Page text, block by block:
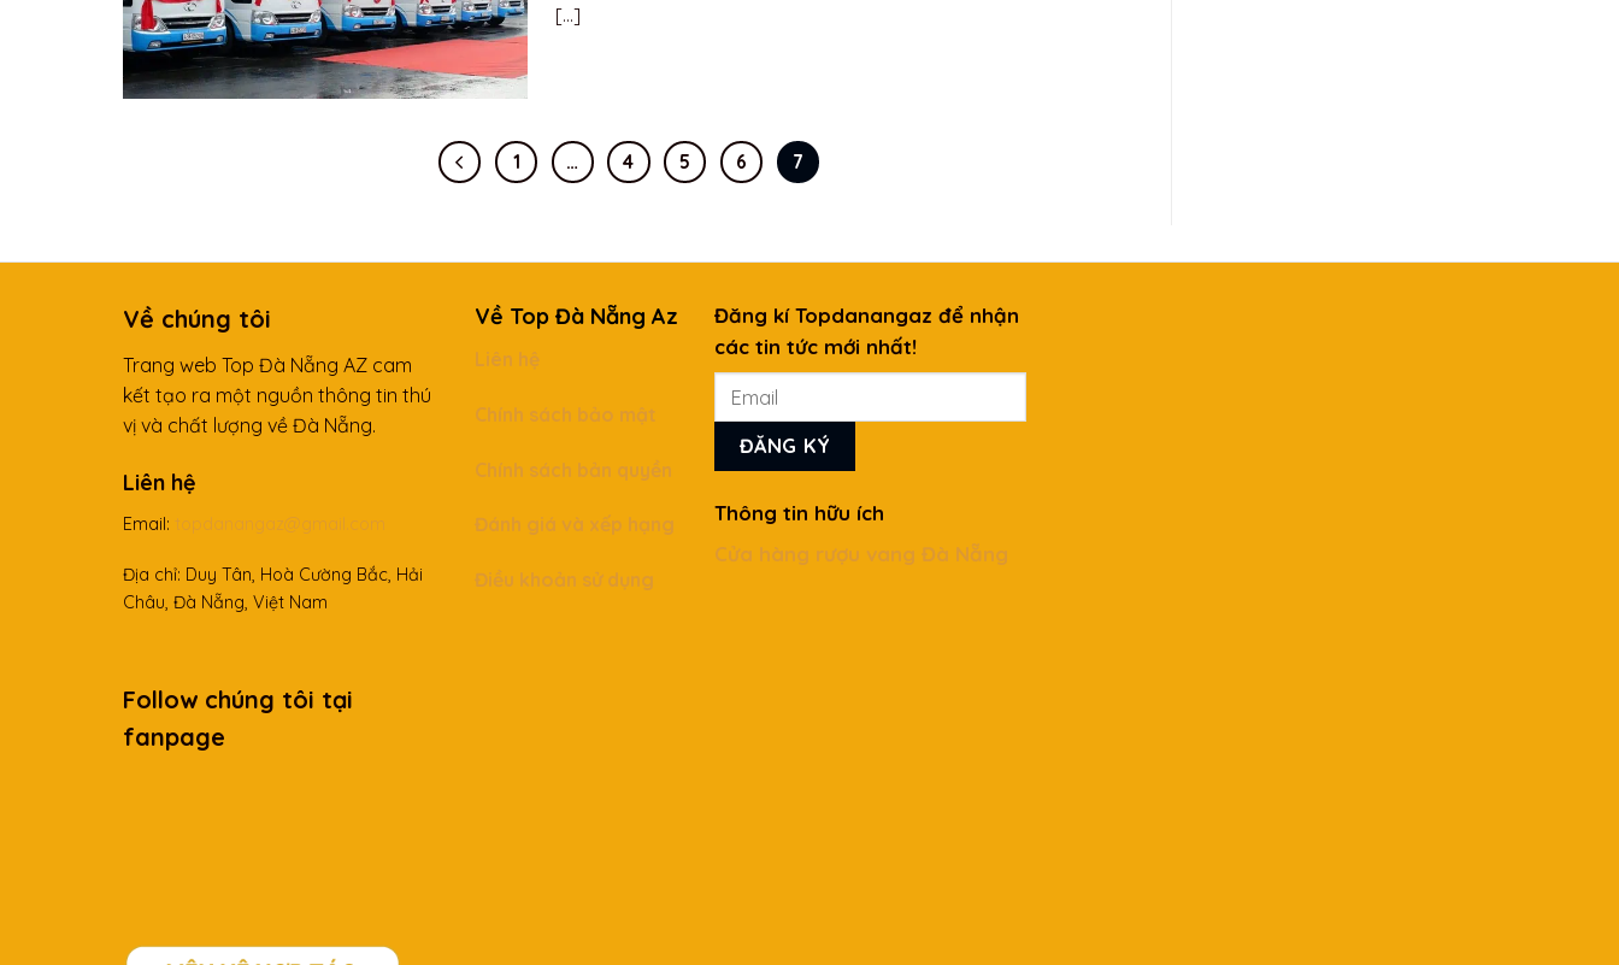
[...]
1 … 4 5 6 7
Về chúng tôi
Trang web Top Đà Nẵng AZ cam
kết tạo ra một nguồn thông tin thú
vị và chất lượng về Đà Nẵng.
Liên hệ
Email: topdanangaz@gmail.com
Địa chỉ: Duy Tân, Hoà Cường Bắc, Hải
Châu, Đà Nẵng, Việt Nam
Về Top Đà Nẵng Az
Liên hệ
Chính sách bảo mật
Chính sách bản quyền
Đánh giá và xếp hạng
Điều khoản sử dụng
Đăng kí Topdanangaz để nhận
các tin tức mới nhất!
Thông tin hữu ích
Cửa hàng rượu vang Đà Nẵng
Follow chúng tôi tại
fanpage